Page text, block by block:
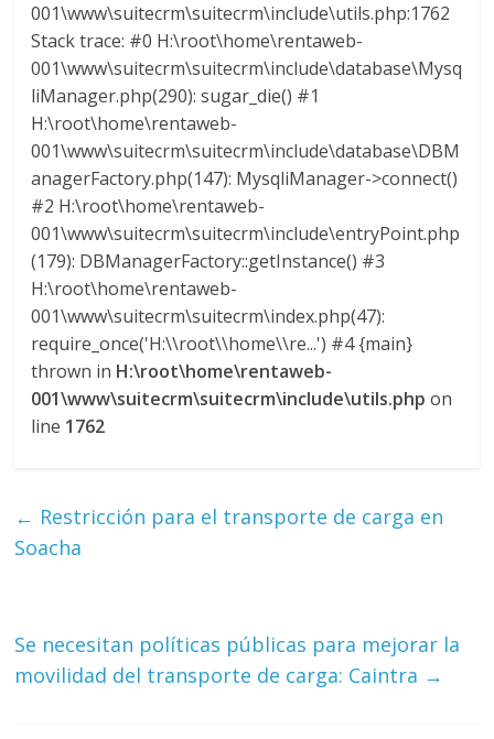
001\www\suitecrm\suitecrm\include\utils.php:1762
Stack trace: #0 H:\root\home\rentaweb-
001\www\suitecrm\suitecrm\include\database\Mysq
liManager.php(290): sugar_die() #1
H:\root\home\rentaweb-
001\www\suitecrm\suitecrm\include\database\DBM
anagerFactory.php(147): MysqliManager->connect()
#2 H:\root\home\rentaweb-
001\www\suitecrm\suitecrm\include\entryPoint.php
(179): DBManagerFactory::getInstance() #3
H:\root\home\rentaweb-
001\www\suitecrm\suitecrm\index.php(47):
require_once('H:\\root\\home\\re...') #4 {main}
thrown in H:\root\home\rentaweb-
001\www\suitecrm\suitecrm\include\utils.php on
line 1762
← Restricción para el transporte de carga en
Soacha
Se necesitan políticas públicas para mejorar la
movilidad del transporte de carga: Caintra →